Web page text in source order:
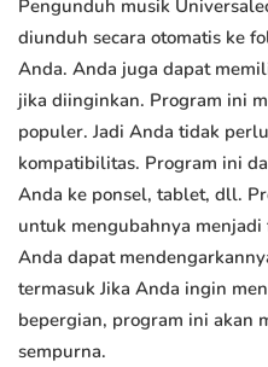
Pengunduh musik
diunduh secara otomatis ke
Anda. Anda juga dapat
jika diinginkan. Program ini
populer. Jadi Anda tidak
kompatibilitas. Program ini
Anda ke ponsel, tablet, dll.
untuk mengubahnya
Anda dapat
termasuk Jika Anda ingin
bepergian, program ini akan
sempurna.